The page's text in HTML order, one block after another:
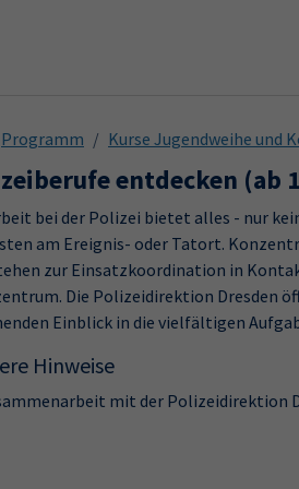
Programm Kurse Jugendweihe und
entdecken (ab
bei der Polizei bietet alles - nur
am Ereignis- oder Tatort.
zur Einsatzkoordination in
Die Polizeidirektion Dresden
Einblick in die vielfältigen
Hinweise
mit der Polizeidirektion